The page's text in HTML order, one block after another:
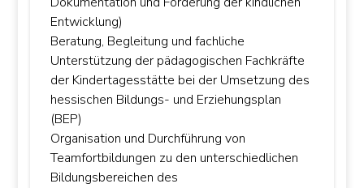
Entwicklung)
Beratung, Begleitung und fachliche
Unterstützung der pädagogischen Fachkräfte
der Kindertagesstätte bei der Umsetzung des
hessischen Bildungs- und Erziehungsplan
(BEP)
Organisation und Durchführung von
Teamfortbildungen zu den unterschiedlichen
Bildungsbereichen des